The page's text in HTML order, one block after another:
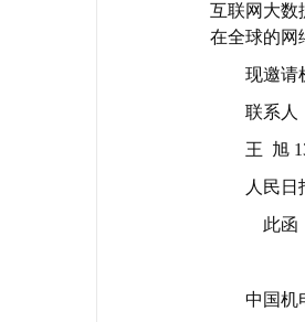
互联网大数
在全球的网
现邀请
联系人
王 旭
人民
此函
中国